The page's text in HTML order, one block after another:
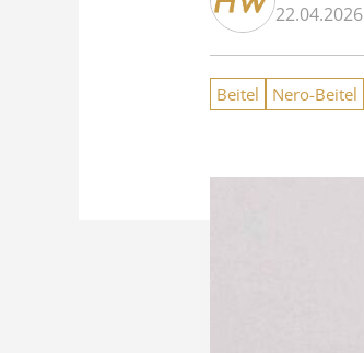
22.04.2026
Beitel Nero-Beitel